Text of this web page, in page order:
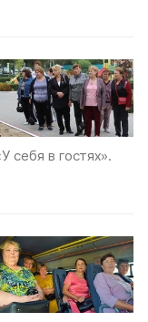
себя в гостях».